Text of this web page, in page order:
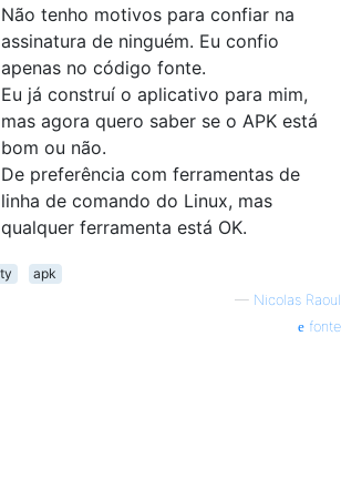
Não tenho motivos para confiar na
assinatura de ninguém. Eu confio
apenas no código fonte.
Eu já construí o aplicativo para mim,
mas agora quero saber se o APK está
bom ou não.
De preferência com ferramentas de
linha de comando do Linux, mas
qualquer ferramenta está OK.
apk
— Nicolas Raoul
fonte